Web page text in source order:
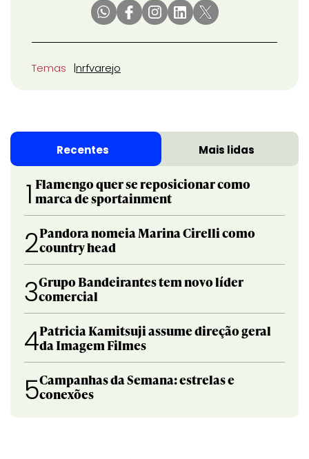
Temas nrfvarejo
Recentes Mais lidas
1 Flamengo quer se reposicionar como
marca de sportainment
2Pandora nomeia Marina Cirelli como
country head
3Grupo Bandeirantes tem novo líder
comercial
4Patricia Kamitsuji assume direção geral
da Imagem Filmes
5Campanhas da Semana: estrelas e
conexões